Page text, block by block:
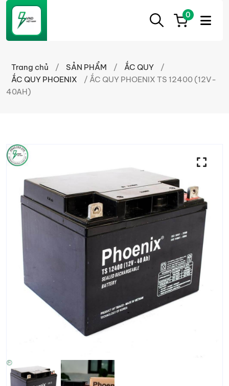
ẮC
CẦN
THƠ
Ắc
Cần
Thơ
tốt
0
Trang chủ / SẢN PHẨM / ẮC QUY
/
ẮC QUY PHOENIX
/ ẮC QUY PHOENIX TS 12400 (12V-
40AH)